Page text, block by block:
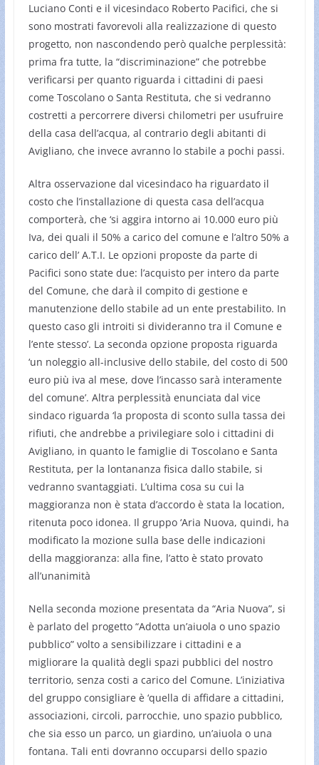
Luciano Conti e il vicesindaco Roberto Pacifici, che si
sono mostrati favorevoli alla realizzazione di questo
progetto, non nascondendo però qualche perplessità:
prima fra tutte, la “discriminazione” che potrebbe
verificarsi per quanto riguarda i cittadini di paesi
come Toscolano o Santa Restituta, che si vedranno
costretti a percorrere diversi chilometri per usufruire
della casa dell’acqua, al contrario degli abitanti di
Avigliano, che invece avranno lo stabile a pochi passi.
Altra osservazione dal vicesindaco ha riguardato il
costo che l’installazione di questa casa dell’acqua
comporterà, che ‘si aggira intorno ai 10.000 euro più
Iva, dei quali il 50% a carico del comune e l’altro 50% a
carico dell’ A.T.I. Le opzioni proposte da parte di
Pacifici sono state due: l’acquisto per intero da parte
del Comune, che darà il compito di gestione e
manutenzione dello stabile ad un ente prestabilito. In
questo caso gli introiti si divideranno tra il Comune e
l’ente stesso’. La seconda opzione proposta riguarda
‘un noleggio all-inclusive dello stabile, del costo di 500
euro più iva al mese, dove l’incasso sarà interamente
del comune’. Altra perplessità enunciata dal vice
sindaco riguarda ‘la proposta di sconto sulla tassa dei
rifiuti, che andrebbe a privilegiare solo i cittadini di
Avigliano, in quanto le famiglie di Toscolano e Santa
Restituta, per la lontananza fisica dallo stabile, si
vedranno svantaggiati. L’ultima cosa su cui la
maggioranza non è stata d’accordo è stata la location,
ritenuta poco idonea. Il gruppo ‘Aria Nuova, quindi, ha
modificato la mozione sulla base delle indicazioni
della maggioranza: alla fine, l’atto è stato provato
all’unanimità
Nella seconda mozione presentata da “Aria Nuova”, si
è parlato del progetto “Adotta un’aiuola o uno spazio
pubblico” volto a sensibilizzare i cittadini e a
migliorare la qualità degli spazi pubblici del nostro
territorio, senza costi a carico del Comune. L’iniziativa
del gruppo consigliare è ‘quella di affidare a cittadini,
associazioni, circoli, parrocchie, uno spazio pubblico,
che sia esso un parco, un giardino, un’aiuola o una
fontana. Tali enti dovranno occuparsi dello spazio